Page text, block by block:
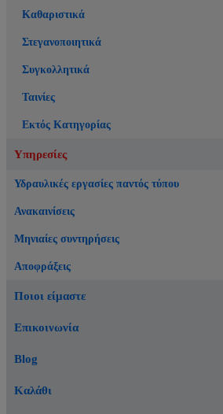
Καθαριστικά
Στεγανοποιητικά
Συγκολλητικά
Ταινίες
Εκτός Κατηγορίας
Υπηρεσίες
Υδραυλικές εργασίες παντός τύπου
Ανακαινίσεις
Μηνιαίες συντηρήσεις
Αποφράξεις
Ποιοι είμαστε
Επικοινωνία
Blog
Καλάθι